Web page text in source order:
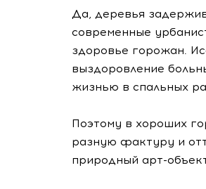
Да, деревья
современные
здоровье горожан.
выздоровление
жизнью в спальных
Поэтому в хороших
разную фактуру и
природный арт-